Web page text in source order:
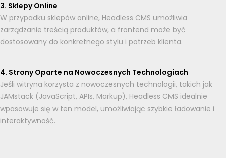
3. Sklepy Online
W przypadku sklepów online, Headless CMS umożliwia
zarządzanie treścią produktów, a frontend może być
dostosowany do konkretnego stylu i potrzeb klienta.
4. Strony Oparte na Nowoczesnych Technologiach
Jeśli witryna korzysta z nowoczesnych technologii, takich jak
JAMstack (JavaScript, APIs, Markup), Headless CMS idealnie
wpasowuje się w ten model, umożliwiając szybkie ładowanie i
interaktywność.